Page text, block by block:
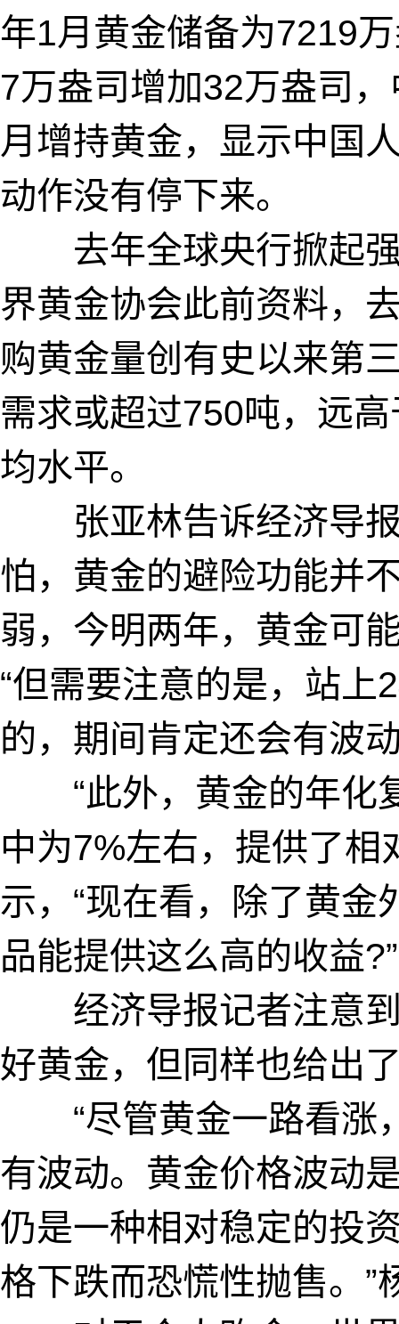
年1月黄金储备为7219
7万盎司增加32万盎司
月增持黄金，显示中国
动作没有停下来。
去年全球央行掀起强
界黄金协会此前资料，
购黄金量创有史以来第
需求或超过750吨，远
均水平。
张亚林告诉经济导报
怕，黄金的避险功能并
弱，今明两年，黄金可
“但需要注意的是，站
的，期间肯定还会有波
“此外，黄金的年化
中为7%左右，提供了相
示，“现在看，除了黄金
品能提供这么高的收益?”
经济导报记者注意到
好黄金，但同样也给出
“尽管黄金一路看涨
有波动。黄金价格波动
仍是一种相对稳定的投
格下跌而恐慌性抛售。”